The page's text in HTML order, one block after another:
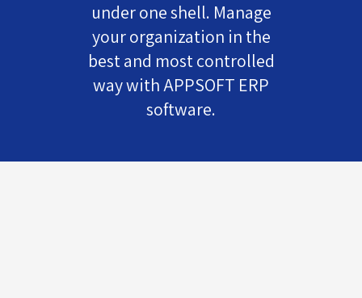
under one shell. Manage
your organization in the
best and most controlled
way with APPSOFT ERP
software.